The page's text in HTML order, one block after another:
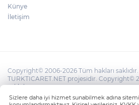
Künye
İletişim
Copyright© 2006-2026 Tüm hakları saklıdır.
TURKTICARET.NET projesidir. Copyright©
saklıdır.
Sizlere daha iyi hizmet sunabilmek adına